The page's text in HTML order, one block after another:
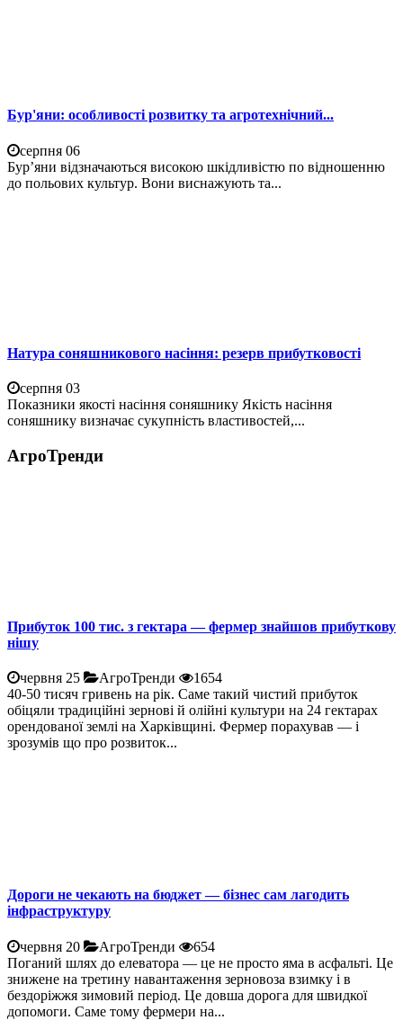
Бур'яни: особливості розвитку та агротехнічний...
серпня 06
Бур’яни відзначаються високою шкідливістю по відношенню
до польових культур. Вони виснажують та...
Натура соняшникового насіння: резерв прибутковості
серпня 03
Показники якості насіння соняшнику Якість насіння
соняшнику визначає сукупність властивостей,...
АгроТренди
Прибуток 100 тис. з гектара — фермер знайшов прибуткову
нішу
червня 25 АгроТренди
1654
40-50 тисяч гривень на рік. Саме такий чистий прибуток
обіцяли традиційні зернові й олійні культури на 24 гектарах
орендованої землі на Харківщині. Фермер порахував — і
зрозумів що про розвиток...
Дороги не чекають на бюджет — бізнес сам лагодить
інфраструктуру
червня 20 АгроТренди
654
Поганий шлях до елеватора — це не просто яма в асфальті. Це
знижене на третину навантаження зерновоза взимку і в
бездоріжжя зимовий період. Це довша дорога для швидкої
допомоги. Саме тому фермери на...